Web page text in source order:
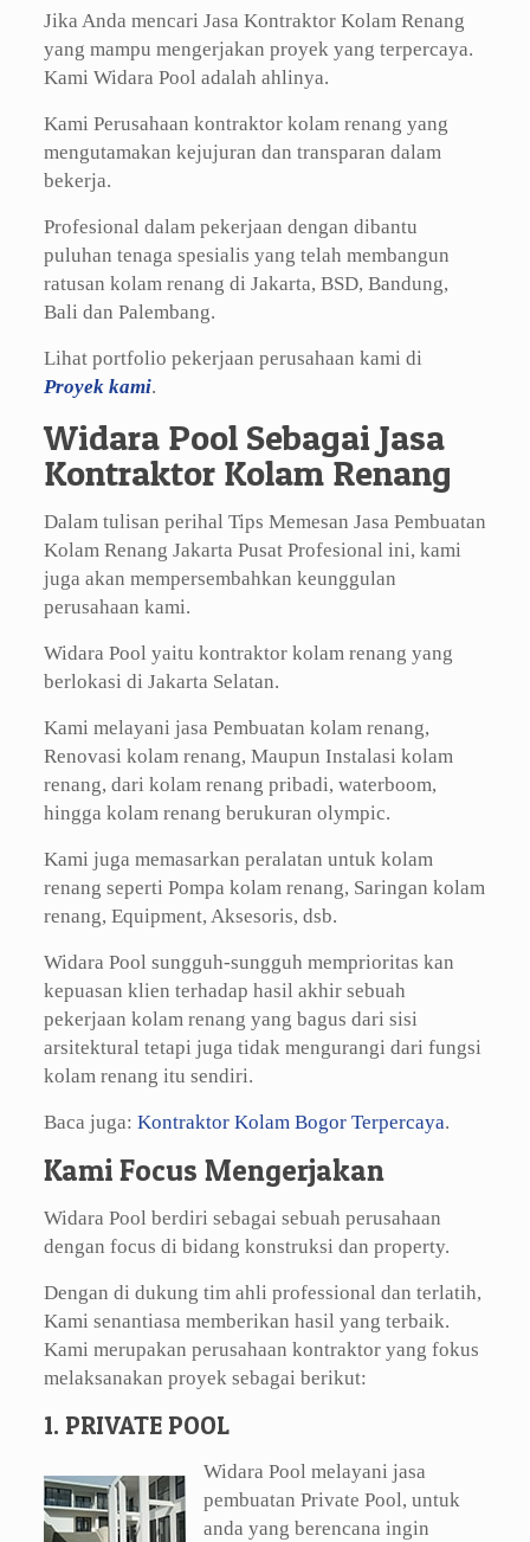
Jika Anda mencari Jasa Kontraktor Kolam Renang
yang mampu mengerjakan proyek yang terpercaya.
Kami Widara Pool adalah ahlinya.
Kami Perusahaan kontraktor kolam renang yang
mengutamakan kejujuran dan transparan dalam
bekerja.
Profesional dalam pekerjaan dengan dibantu
puluhan tenaga spesialis yang telah membangun
ratusan kolam renang di Jakarta, BSD, Bandung,
Bali dan Palembang.
Lihat portfolio pekerjaan perusahaan kami di
Proyek kami.
Widara Pool Sebagai Jasa
Kontraktor Kolam Renang
Dalam tulisan perihal Tips Memesan Jasa Pembuatan
Kolam Renang Jakarta Pusat Profesional ini, kami
juga akan mempersembahkan keunggulan
perusahaan kami.
Widara Pool yaitu kontraktor kolam renang yang
berlokasi di Jakarta Selatan.
Kami melayani jasa Pembuatan kolam renang,
Renovasi kolam renang, Maupun Instalasi kolam
renang, dari kolam renang pribadi, waterboom,
hingga kolam renang berukuran olympic.
Kami juga memasarkan peralatan untuk kolam
renang seperti Pompa kolam renang, Saringan kolam
renang, Equipment, Aksesoris, dsb.
Widara Pool sungguh-sungguh memprioritas kan
kepuasan klien terhadap hasil akhir sebuah
pekerjaan kolam renang yang bagus dari sisi
arsitektural tetapi juga tidak mengurangi dari fungsi
kolam renang itu sendiri.
Baca juga: Kontraktor Kolam Bogor Terpercaya.
Kami Focus Mengerjakan
Widara Pool berdiri sebagai sebuah perusahaan
dengan focus di bidang konstruksi dan property.
Dengan di dukung tim ahli professional dan terlatih,
Kami senantiasa memberikan hasil yang terbaik.
Kami merupakan perusahaan kontraktor yang fokus
melaksanakan proyek sebagai berikut:
1. PRIVATE POOL
Widara Pool melayani jasa
pembuatan Private Pool, untuk
anda yang berencana ingin